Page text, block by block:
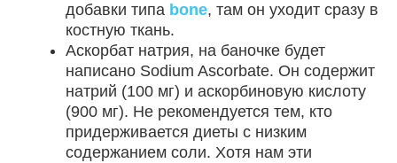
добавки типа bone, там он уходит сразу в
костную ткань.
Аскорбат натрия, на баночке будет
написано Sodium Ascorbate. Он содержит
натрий (100 мг) и аскорбиновую кислоту
(900 мг). Не рекомендуется тем, кто
придерживается диеты с низким
содержанием соли. Хотя нам эти